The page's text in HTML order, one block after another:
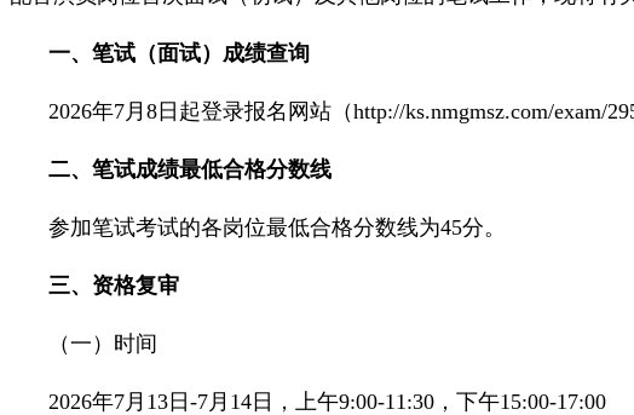
一、笔试（面试）成绩查询
2026年7月8日起登录报名网站（http://ks.nmgmsz.com/exam/
二、笔试成绩最低合格分数线
参加笔试考试的各岗位最低合格分数线为45分。
三、资格复审
（一）时间
2026年7月13日-7月14日，上午9:00-11:30，下午15:00-17:00